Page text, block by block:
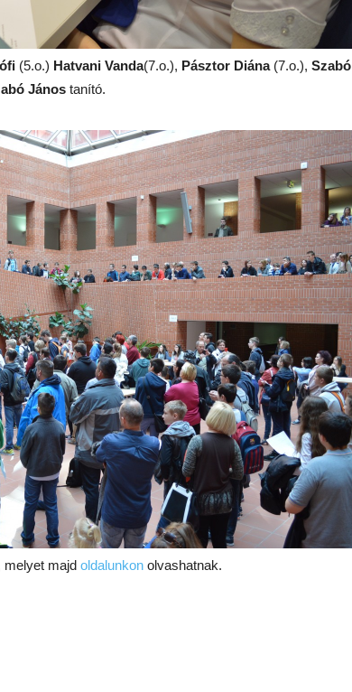
(5.o.) Hatvani Vanda(7.o.), Pásztor Diána(7.o.), Szabó
János tanító.
melyet majd oldalunkon olvashatnak.